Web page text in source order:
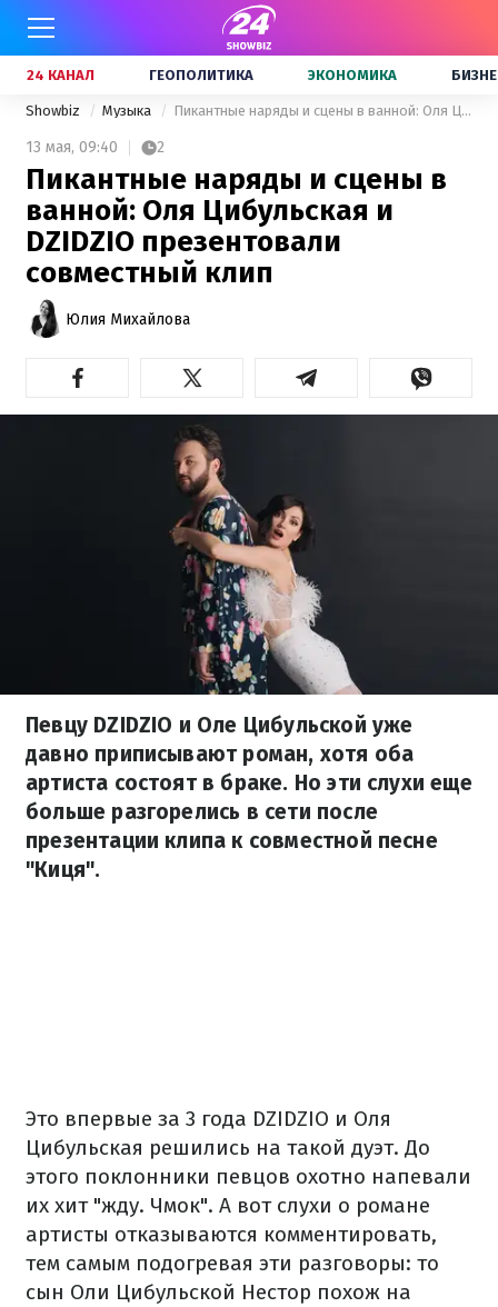
24 КАНАЛ ГЕОПОЛИТИКА ЭКОНОМИКА
Showbiz Музыка Пикантные наряды и сцены в ванной: Оля Цибульская и DZIDZIO презентовали совместный клип
13 мая, 09:40 2
Пикантные наряды и сцены в
ванной: Оля Цибульская и
DZIDZIO презентовали
совместный клип
Юлия Михайлова
Певцу DZIDZIO и Оле Цибульской уже
давно приписывают роман, хотя оба
артиста состоят в браке. Но эти слухи еще
больше разгорелись в сети после
презентации клипа к совместной песне
"Киця".
Это впервые за 3 года DZIDZIO и Оля
Цибульская решились на такой дуэт. До
этого поклонники певцов охотно напевали
их хит "жду. Чмок". А вот слухи о романе
артисты отказываются комментировать,
тем самым подогревая эти разговоры: то
сын Оли Цибульской Нестор похож на